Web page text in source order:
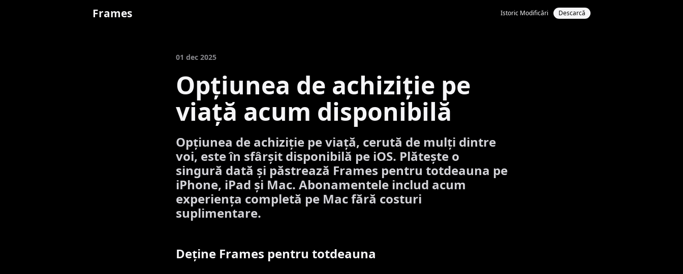
Frames Istoric Modificări Descarcă
01 dec 2025
Opțiunea de achiziție pe
viață acum disponibilă
Opțiunea de achiziție pe viață, cerută de mulți dintre
voi, este în sfârșit disponibilă pe iOS. Plătește o
singură dată și păstrează Frames pentru totdeauna pe
iPhone, iPad și Mac. Abonamentele includ acum
experiența completă pe Mac fără costuri
suplimentare.
Deține Frames pentru totdeauna